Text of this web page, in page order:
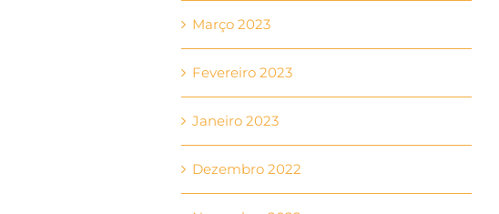
Março 2023
Fevereiro 2023
Janeiro 2023
Dezembro 2022